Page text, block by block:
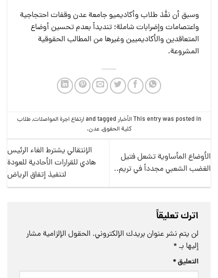
وسبق أن نفَّذ طلاب وأكاديميو جامعة عدن وقفات احتجاجية
واعتصامات وإضرابات شاملة؛ تنديداً بعدم تحسين أوضاع
المتعاقدين والأكاديميين وغيرها من المطالب الحقوقية
المشروعة.
This entry was posted inالأخبار ارتفاع اجرة المواصلات,طلاب
كلية الحقوق, عدن.
الأوضاع المأساوية تشعل فتيل
الغضب الشعبي مجدداً في تريم..
الإنتقالي يشترط الغاء الرئيس
هادي للقرارات الأحادية للعودة
لتنفيذ إتفاق الرياض
اترك تعليقاً
لن يتم نشر عنوان بريدك الإلكتروني. الحقول الإلزامية مشار
إليها بـ *
التعليق*